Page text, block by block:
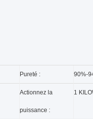
Pureté : 90%-
Actionnez la
puissance :
1